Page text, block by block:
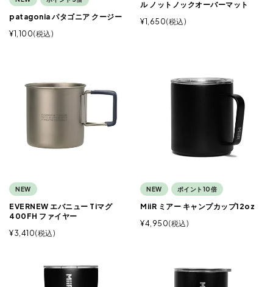
patagonia パタゴニア クージー
¥1,100 税込
ル ノットノックオーバーマット
¥1,650 税込
NEW
EVERNEW エバニュー Tiマグ
400FH ファイヤー
¥3,410 税込
NEW ポイント10倍
MiiR ミアー キャンプカップ12oz
¥4,950 税込